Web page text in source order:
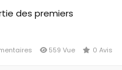
des premiers
559 Vue 0 Avis